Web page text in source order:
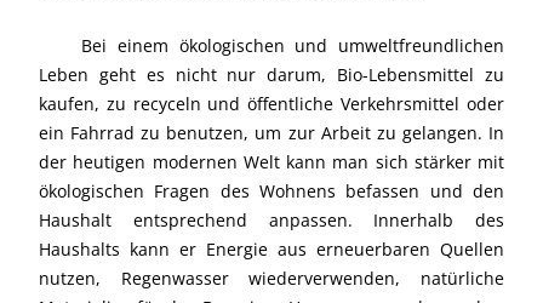
Bei einem ökologischen und umweltfreundlichen
Leben geht es nicht nur darum, Bio-Lebensmittel zu
kaufen, zu recyceln und öffentliche Verkehrsmittel oder
ein Fahrrad zu benutzen, um zur Arbeit zu gelangen. In
der heutigen modernen Welt kann man sich stärker mit
ökologischen Fragen des Wohnens befassen und den
Haushalt entsprechend anpassen. Innerhalb des
Haushalts kann er Energie aus erneuerbaren Quellen
nutzen, Regenwasser wiederverwenden, natürliche